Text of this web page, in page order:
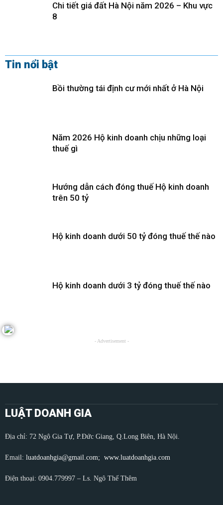
Chi tiết giá đất Hà Nội năm 2026 – Khu vực
8
Tin nổi bật
Bồi thường tái định cư mới nhất ở Hà Nội
Năm 2026 Hộ kinh doanh chịu những loại
thuế gì
Hướng dẫn cách đóng thuế Hộ kinh doanh
trên 50 tỷ
Hộ kinh doanh dưới 50 tỷ đóng thuế thế nào
Hộ kinh doanh dưới 3 tỷ đóng thuế thế nào
- Advertisement -
LUẬT DOANH GIA
Địa chỉ: 72 Ngô Gia Tự, P.Đức Giang, Q.Long Biên, Hà Nội.
Email: luatdoanhgia@gmail.com; www.luatdoanhgia.com
Điện thoại: 0904.779997 – Ls. Ngô Thế Thêm